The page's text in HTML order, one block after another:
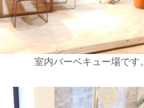
室内バーベキュー場です。